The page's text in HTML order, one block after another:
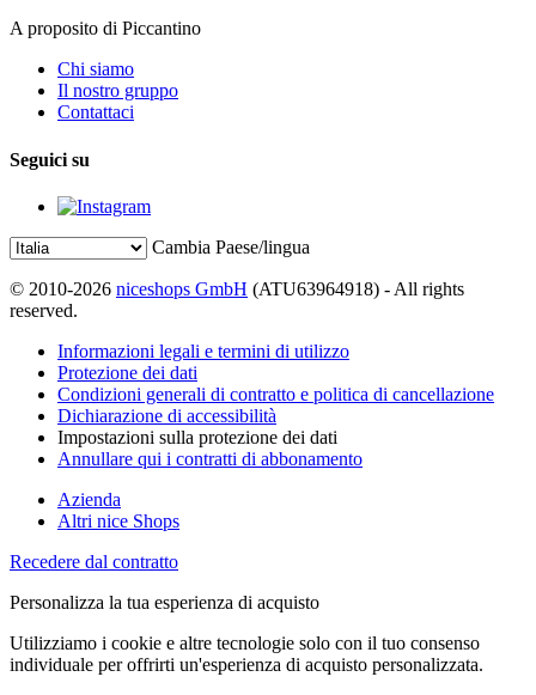
A proposito di Piccantino
Chi siamo
Il nostro gruppo
Contattaci
Seguici su
Cambia Paese/lingua
© 2010-2026 niceshops GmbH (ATU63964918) - All rights
reserved.
Informazioni legali e termini di utilizzo
Protezione dei dati
Condizioni generali di contratto e politica di cancellazione
Dichiarazione di accessibilità
Impostazioni sulla protezione dei dati
Annullare qui i contratti di abbonamento
Azienda
Altri nice Shops
Recedere dal contratto
Personalizza la tua esperienza di acquisto
Utilizziamo i cookie e altre tecnologie solo con il tuo consenso
individuale per offrirti un'esperienza di acquisto personalizzata.